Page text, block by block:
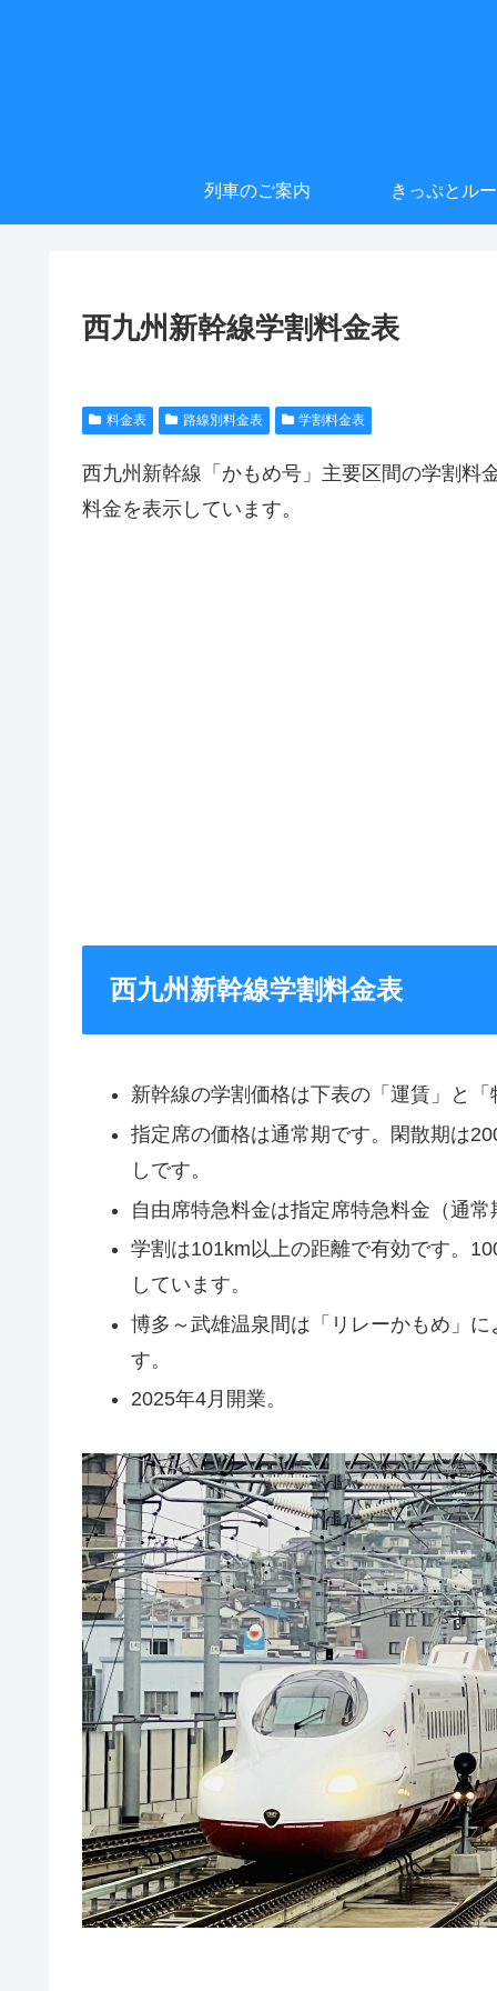
列車のご案内 きっぷとル
西九州新幹線学割料金表
料金表 路線別料金表 学割料金表
西九州新幹線「かもめ号」主要区間の学割料
料金を表示しています。
西九州新幹線学割料金表
新幹線の学割価格は下表の「運賃」と
指定席の価格は通常期です。閑散期は
しです。
自由席特急料金は指定席特急料金（通
学割は101km以上の距離で有効です。
しています。
博多～武雄温泉間は「リレーかもめ」
す。
2025年4月開業。